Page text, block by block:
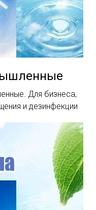
Для бизнеса,
и дезинфекции